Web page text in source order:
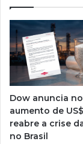
Dow anuncia
aumento de
reabre a crise
no Brasil